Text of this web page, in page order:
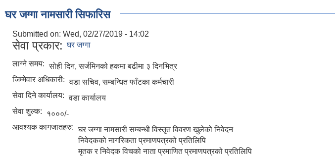
घर जग्गा नामसारी सिफारिस
Submitted on: Wed, 02/27/2019 - 14:02
सेवा प्रकार: घर जग्गा
लाग्ने समय: सोही दिन, सर्जमिनको हकमा बढीमा ३ दिनभित्र
जिम्मेवार अधिकारी: वडा सचिव, सम्बन्धित फाँटका कर्मचारी
सेवा दिने कार्यालय: वडा कार्यालय
सेवा शुल्क:
१०००/-
आवश्यक कागजातहरु: घर जग्गा नामसारी सम्बन्धी विस्तृत विवरण खुलेको निवेदन
निवेदकको नागरिकता प्रमाणपत्रको प्रतिलिपि
मृतक र निवेदक विचको नाता प्रमाणित प्रमाणपत्रको प्रतिलिपि